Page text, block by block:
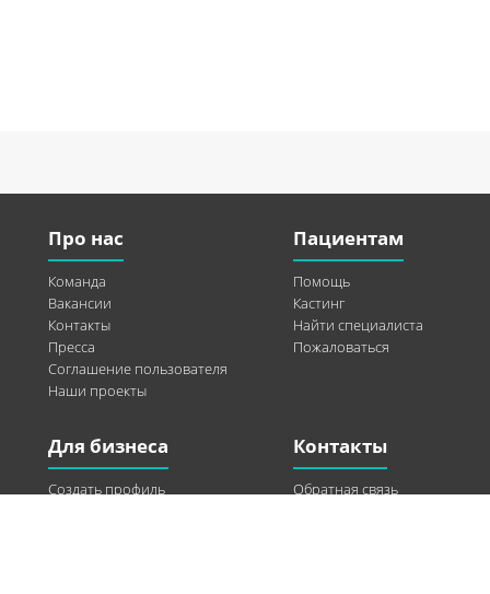
Про нас
Команда
Вакансии
Контакты
Пресса
Соглашение пользователя
Наши проекты
Пациентам
Помощь
Кастинг
Найти специалиста
Пожаловаться
Для бизнеса
Создать профиль
Контакты
Обратная связь